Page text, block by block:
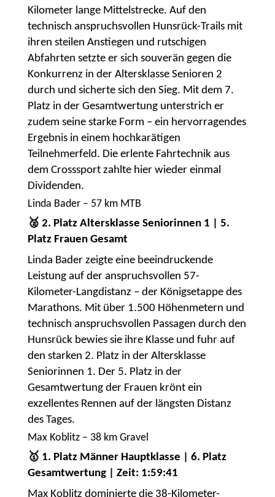
Kilometer lange Mittelstrecke. Auf den
technisch anspruchsvollen Hunsrück-Trails mit
ihren steilen Anstiegen und rutschigen
Abfahrten setzte er sich souverän gegen die
Konkurrenz in der Altersklasse Senioren 2
durch und sicherte sich den Sieg. Mit dem 7.
Platz in der Gesamtwertung unterstrich er
zudem seine starke Form – ein hervorragendes
Ergebnis in einem hochkarätigen
Teilnehmerfeld. Die erlente Fahrtechnik aus
dem Crosssport zahlte hier wieder einmal
Dividenden.
Linda Bader – 57 km MTB
🥈 2. Platz Altersklasse Seniorinnen 1 | 5.
Platz Frauen Gesamt
Linda Bader zeigte eine beeindruckende
Leistung auf der anspruchsvollen 57-
Kilometer-Langdistanz – der Königsetappe des
Marathons. Mit über 1.500 Höhenmetern und
technisch anspruchsvollen Passagen durch den
Hunsrück bewies sie ihre Klasse und fuhr auf
den starken 2. Platz in der Altersklasse
Seniorinnen 1. Der 5. Platz in der
Gesamtwertung der Frauen krönt ein
exzellentes Rennen auf der längsten Distanz
des Tages.
Max Koblitz – 38 km Gravel
🥇 1. Platz Männer Hauptklasse | 6. Platz
Gesamtwertung | Zeit: 1:59:41
Max Koblitz dominierte die 38-Kilometer-